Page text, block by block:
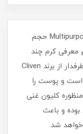
کرم چند منظوره کلیون Cliven مدل Multipurpose حجم
معرفی کرم چند
منظوره Multipurpose کلیوناین کرم پرطرفدار از برند Cliven
است و پوست را
کلیون غنی
بوده و باعث
شد.